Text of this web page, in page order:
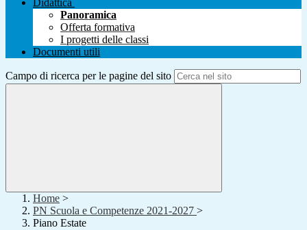
Didattica
Panoramica
Offerta formativa
I progetti delle classi
Documenti utili
Campo di ricerca per le pagine del sito
Home >
PN Scuola e Competenze 2021-2027 >
Piano Estate